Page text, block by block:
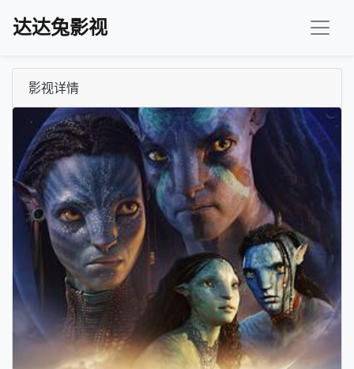
达达兔影视
影视详情